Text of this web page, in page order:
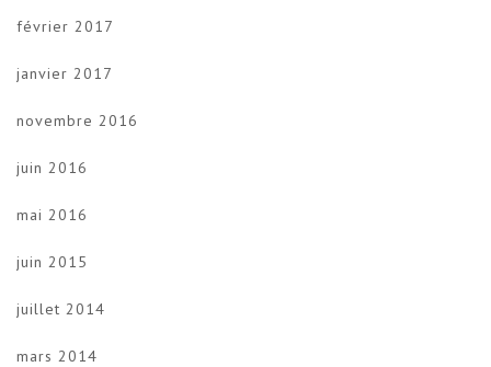
février 2017
janvier 2017
novembre 2016
juin 2016
mai 2016
juin 2015
juillet 2014
mars 2014